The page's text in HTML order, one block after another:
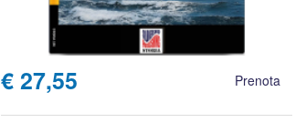
€ 27,55 Prenota